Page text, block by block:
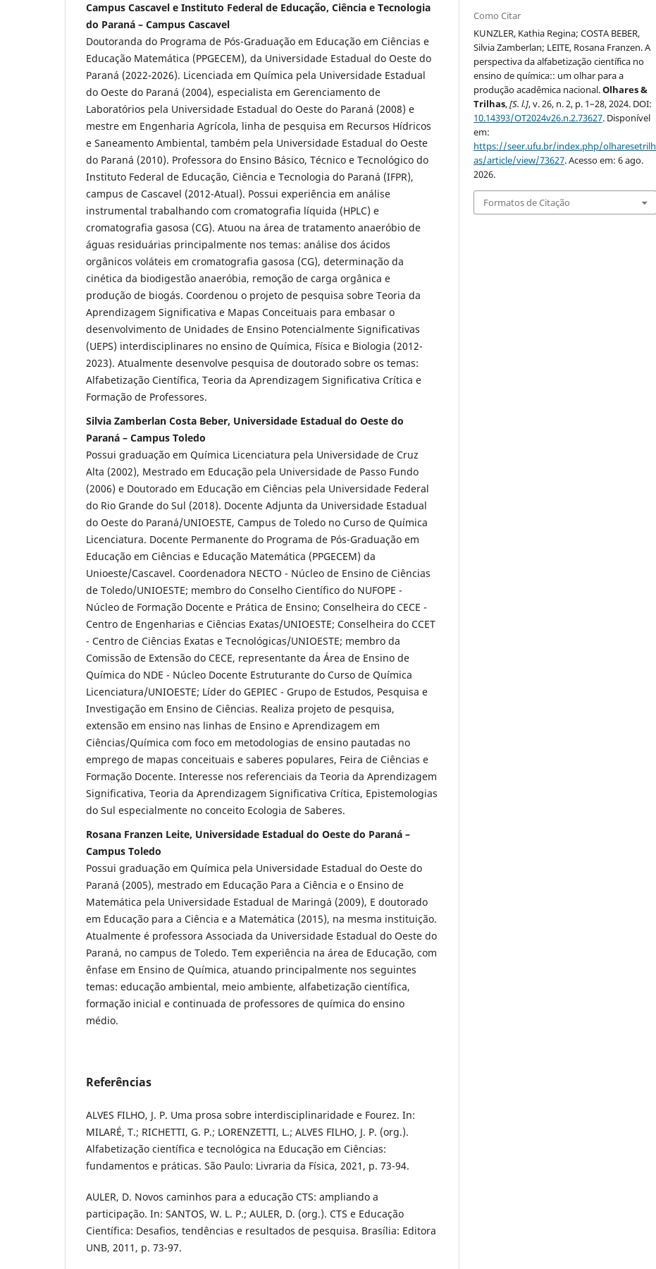
Campus Cascavel e Instituto Federal de Educação, Ciência e Tecnologia
do Paraná – Campus Cascavel
Doutoranda do Programa de Pós-Graduação em Educação em Ciências e
Educação Matemática (PPGECEM), da Universidade Estadual do Oeste do
Paraná (2022-2026). Licenciada em Química pela Universidade Estadual
do Oeste do Paraná (2004), especialista em Gerenciamento de
Laboratórios pela Universidade Estadual do Oeste do Paraná (2008) e
mestre em Engenharia Agrícola, linha de pesquisa em Recursos Hídricos
e Saneamento Ambiental, também pela Universidade Estadual do Oeste
do Paraná (2010). Professora do Ensino Básico, Técnico e Tecnológico do
Instituto Federal de Educação, Ciência e Tecnologia do Paraná (IFPR),
campus de Cascavel (2012-Atual). Possui experiência em análise
instrumental trabalhando com cromatografia líquida (HPLC) e
cromatografia gasosa (CG). Atuou na área de tratamento anaeróbio de
águas residuárias principalmente nos temas: análise dos ácidos
orgânicos voláteis em cromatografia gasosa (CG), determinação da
cinética da biodigestão anaeróbia, remoção de carga orgânica e
produção de biogás. Coordenou o projeto de pesquisa sobre Teoria da
Aprendizagem Significativa e Mapas Conceituais para embasar o
desenvolvimento de Unidades de Ensino Potencialmente Significativas
(UEPS) interdisciplinares no ensino de Química, Física e Biologia (2012-
2023). Atualmente desenvolve pesquisa de doutorado sobre os temas:
Alfabetização Científica, Teoria da Aprendizagem Significativa Crítica e
Formação de Professores.
Silvia Zamberlan Costa Beber, Universidade Estadual do Oeste do
Paraná – Campus Toledo
Possui graduação em Química Licenciatura pela Universidade de Cruz
Alta (2002), Mestrado em Educação pela Universidade de Passo Fundo
(2006) e Doutorado em Educação em Ciências pela Universidade Federal
do Rio Grande do Sul (2018). Docente Adjunta da Universidade Estadual
do Oeste do Paraná/UNIOESTE, Campus de Toledo no Curso de Química
Licenciatura. Docente Permanente do Programa de Pós-Graduação em
Educação em Ciências e Educação Matemática (PPGECEM) da
Unioeste/Cascavel. Coordenadora NECTO - Núcleo de Ensino de Ciências
de Toledo/UNIOESTE; membro do Conselho Científico do NUFOPE -
Núcleo de Formação Docente e Prática de Ensino; Conselheira do CECE -
Centro de Engenharias e Ciências Exatas/UNIOESTE; Conselheira do CCET
- Centro de Ciências Exatas e Tecnológicas/UNIOESTE; membro da
Comissão de Extensão do CECE, representante da Área de Ensino de
Química do NDE - Núcleo Docente Estruturante do Curso de Química
Licenciatura/UNIOESTE; Líder do GEPIEC - Grupo de Estudos, Pesquisa e
Investigação em Ensino de Ciências. Realiza projeto de pesquisa,
extensão em ensino nas linhas de Ensino e Aprendizagem em
Ciências/Química com foco em metodologias de ensino pautadas no
emprego de mapas conceituais e saberes populares, Feira de Ciências e
Formação Docente. Interesse nos referenciais da Teoria da Aprendizagem
Significativa, Teoria da Aprendizagem Significativa Crítica, Epistemologias
do Sul especialmente no conceito Ecologia de Saberes.
Rosana Franzen Leite, Universidade Estadual do Oeste do Paraná –
Campus Toledo
Possui graduação em Química pela Universidade Estadual do Oeste do
Paraná (2005), mestrado em Educação Para a Ciência e o Ensino de
Matemática pela Universidade Estadual de Maringá (2009), E doutorado
em Educação para a Ciência e a Matemática (2015), na mesma instituição.
Atualmente é professora Associada da Universidade Estadual do Oeste do
Paraná, no campus de Toledo. Tem experiência na área de Educação, com
ênfase em Ensino de Química, atuando principalmente nos seguintes
temas: educação ambiental, meio ambiente, alfabetização científica,
formação inicial e continuada de professores de química do ensino
médio.
Referências
ALVES FILHO, J. P. Uma prosa sobre interdisciplinaridade e Fourez. In:
MILARÉ, T.; RICHETTI, G. P.; LORENZETTI, L.; ALVES FILHO, J. P. (org.).
Alfabetização científica e tecnológica na Educação em Ciências:
fundamentos e práticas. São Paulo: Livraria da Física, 2021, p. 73-94.
AULER, D. Novos caminhos para a educação CTS: ampliando a
participação. In: SANTOS, W. L. P.; AULER, D. (org.). CTS e Educação
Científica: Desafios, tendências e resultados de pesquisa. Brasília: Editora
UNB, 2011, p. 73-97.
Como Citar
KUNZLER, Kathia Regina; COSTA BEBER,
Silvia Zamberlan; LEITE, Rosana Franzen. A
perspectiva da alfabetização científica no
ensino de química:: um olhar para a
produção acadêmica nacional.Olhares &
Trilhas,[S. l.], v. 26, n. 2, p. 1–28, 2024. DOI:
10.14393/OT2024v26.n.2.73627. Disponível
em:
https://seer.ufu.br/index.php/olharesetrilh
as/article/view/73627. Acesso em: 6 ago.
2026.
Formatos de Citação